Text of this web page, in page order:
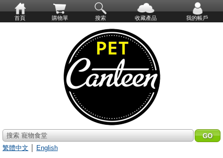
首頁 購物單 搜索 收藏產品 我的帳戶
搜索 寵物食堂
繁體中文
English